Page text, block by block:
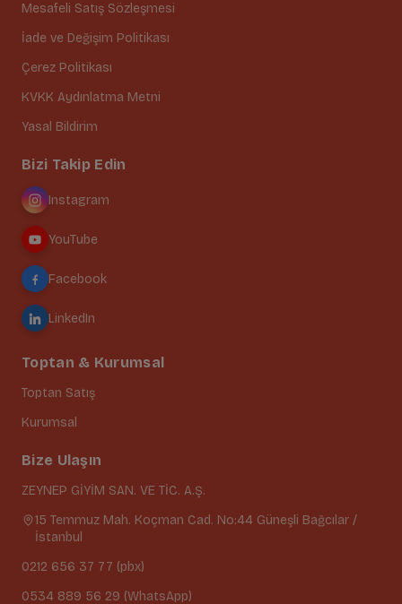
Mesafeli Satış Sözleşmesi
İade ve Değişim Politikası
Çerez Politikası
KVKK Aydınlatma Metni
Yasal Bildirim
Bizi Takip Edin
Instagram
YouTube
Facebook
LinkedIn
Toptan & Kurumsal
Toptan Satış
Kurumsal
Bize Ulaşın
ZEYNEP GİYİM SAN. VE TİC. A.Ş.
15 Temmuz Mah. Koçman Cad. No:44 Güneşli Bağcılar /
İstanbul
0212 656 37 77 (pbx)
0534 889 56 29 (WhatsApp)